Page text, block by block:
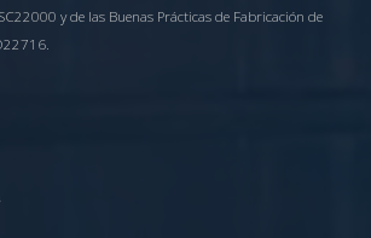
y de las Buenas Prácticas de Fabricación de